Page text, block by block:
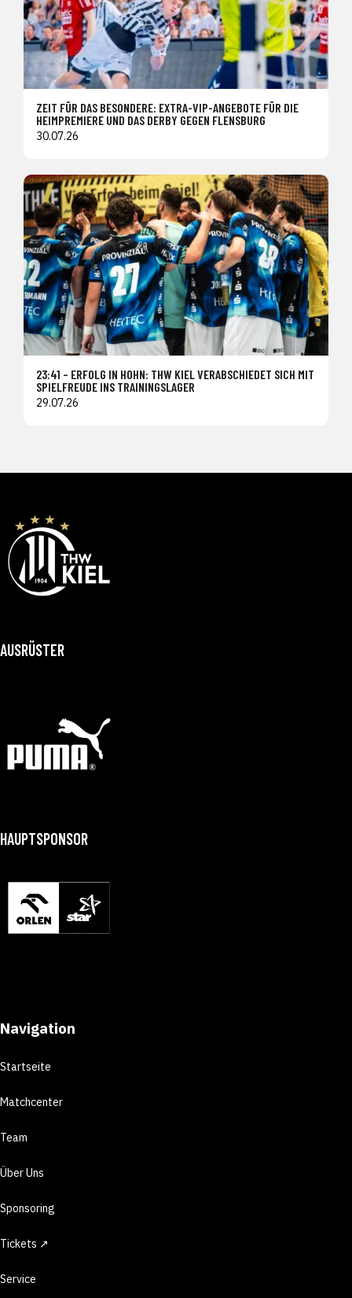
ZEIT FÜR DAS BESONDERE: EXTRA-VIP-ANGEBOTE FÜR DIE
HEIMPREMIERE UND DAS DERBY GEGEN FLENSBURG
30.07.26
23:41 – ERFOLG IN HOHN: THW KIEL VERABSCHIEDET SICH MIT
SPIELFREUDE INS TRAININGSLAGER
29.07.26
AUSRÜSTER
HAUPTSPONSOR
Navigation
Startseite
Matchcenter
Team
Über Uns
Sponsoring
Tickets ↗
Service